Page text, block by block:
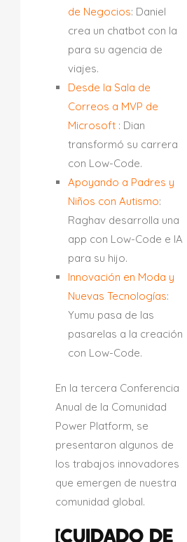
de Negocios: Daniel
crea un chatbot con Ia
para su agencia de
viajes.
Desde la Sala de
Correos a MVP de
Microsoft : Dian
transformó su carrera
con Low-Code.
Apoyando a Padres y
Niños con Autismo:
Raghav desarrolla una
app con Low-Code e IA
para su hijo.
Innovación en Moda y
Nuevas Tecnologías:
Yumu pasa de las
pasarelas a la creación
con Low-Code.
En la tercera Conferencia
Anual de la Comunidad
Power Platform, se
presentaron algunos de
los trabajos innovadores
que emergen de nuestra
comunidad global.
[CUIDADO DE